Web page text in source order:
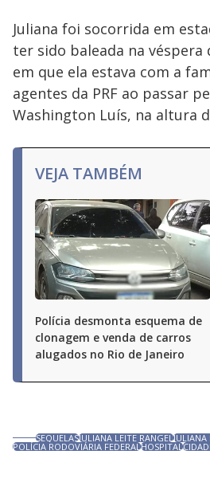
Juliana foi socorrida em
ter sido baleada na véspera
em que ela estava com a
agentes da PRF ao passar
Washington Luís, na altura
VEJA TAMBÉM
Polícia desmonta esquema de
clonagem e venda de carros
alugados no Rio de Janeiro
SEQUELASJULIANA LEITE RANGELJULIANA
POLÍCIA RODOVIÁRIA FEDERALHOSPITAL